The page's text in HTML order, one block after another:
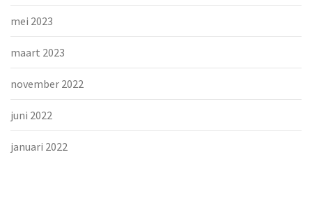
mei 2023
maart 2023
november 2022
juni 2022
januari 2022